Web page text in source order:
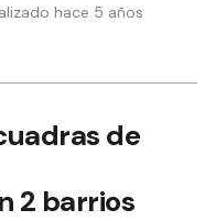
hace 5 años
de
2 barrios